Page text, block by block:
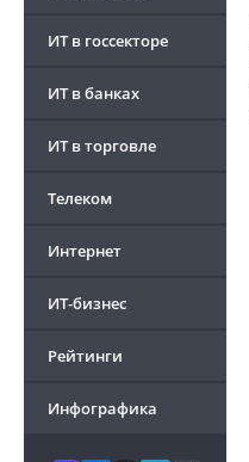
ИТ в госсекторе
ИТ в банках
ИТ в торговле
Телеком
Интернет
ИТ-бизнес
Рейтинги
Инфографика